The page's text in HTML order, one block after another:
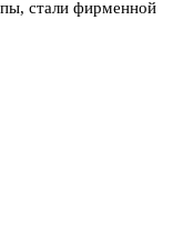
стали фирменной